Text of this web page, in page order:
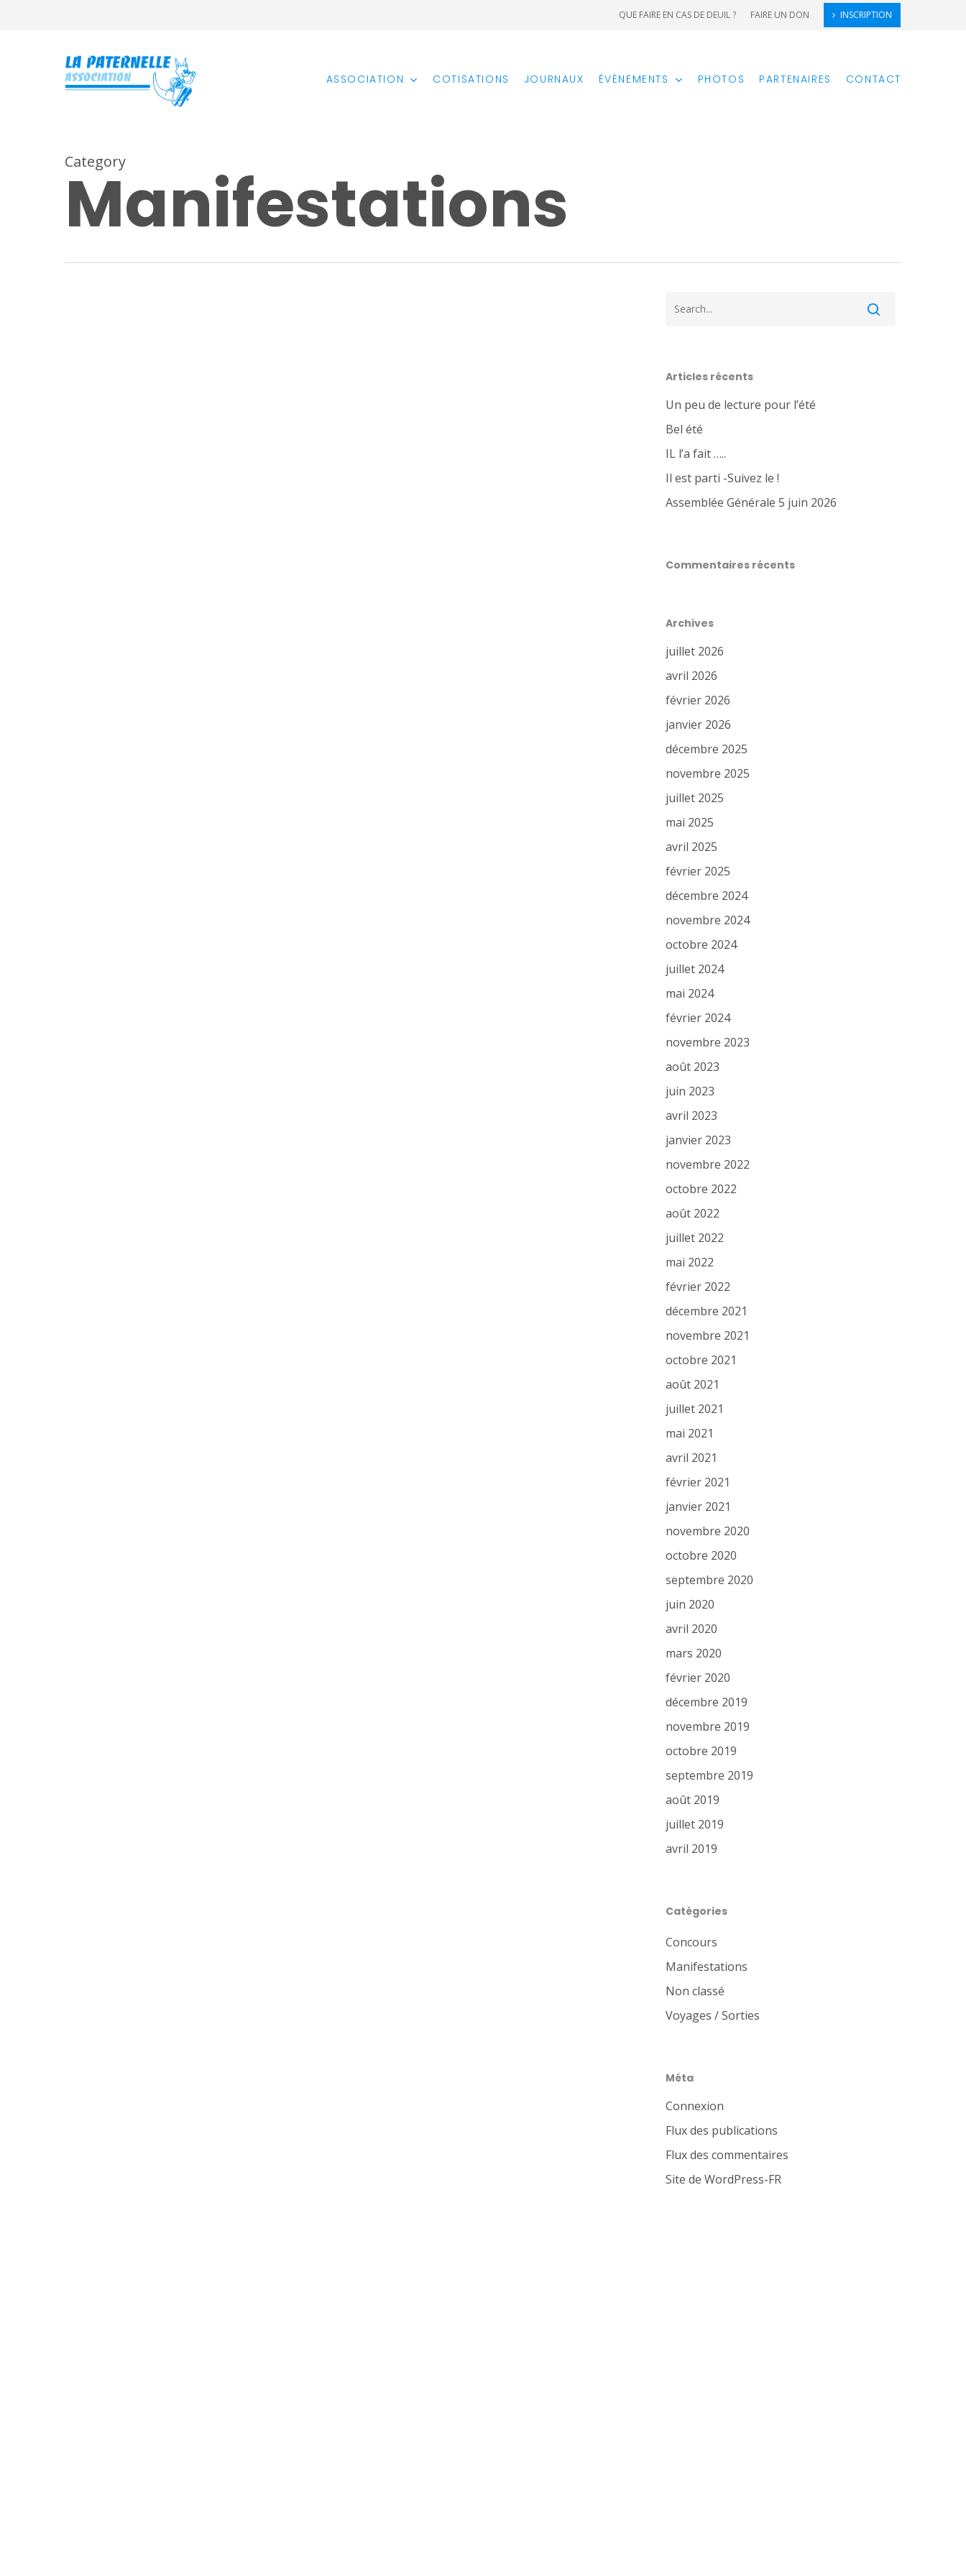
QUE FAIRE EN CAS DE DEUIL ? FAIRE UN DON INSCRIPTION
ASSOCIATION COTISATIONS JOURNAUX ÉVÈNEMENTS PHOTOS PARTENAIRES CONTACT
Category
Manifestations
Articles récents
Un peu de lecture pour l’été
Bel été
IL l’a fait …..
Il est parti -Suivez le !
Assemblée Générale 5 juin 2026
Commentaires récents
Archives
juillet 2026
avril 2026
février 2026
janvier 2026
décembre 2025
novembre 2025
juillet 2025
mai 2025
avril 2025
février 2025
décembre 2024
novembre 2024
octobre 2024
juillet 2024
mai 2024
février 2024
novembre 2023
août 2023
juin 2023
avril 2023
janvier 2023
novembre 2022
octobre 2022
août 2022
juillet 2022
mai 2022
février 2022
décembre 2021
novembre 2021
octobre 2021
août 2021
juillet 2021
mai 2021
avril 2021
février 2021
janvier 2021
novembre 2020
octobre 2020
septembre 2020
juin 2020
avril 2020
mars 2020
février 2020
décembre 2019
novembre 2019
octobre 2019
septembre 2019
août 2019
juillet 2019
avril 2019
Catégories
Concours
Manifestations
Non classé
Voyages / Sorties
Méta
Connexion
Flux des publications
Flux des commentaires
Site de WordPress-FR